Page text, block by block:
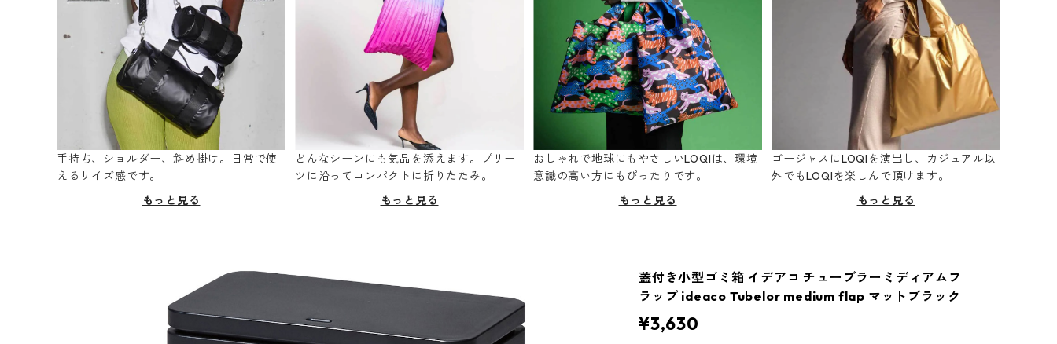
手持ち、ショルダー、斜め掛け。日常で使
えるサイズ感です。
もっと見る
どんなシーンにも気品を添えます。プリー
ツに沿ってコンパクトに折りたたみ。
もっと見る
おしゃれで地球にもやさしいLOQIは、環境
意識の高い方にもぴったりです。
もっと見る
ゴージャスにLOQIを演出し、カジュアル以
外でもLOQIを楽しんで頂けます。
もっと見る
蓋付き小型ゴミ箱 イデアコ チューブラーミディアムフ
ラップ ideaco Tubelor medium flap マットブラック
¥3,630